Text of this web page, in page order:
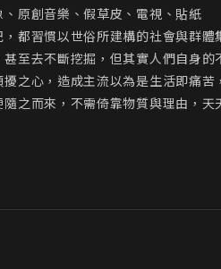
原創音樂、假草皮、電視、貼紙
都習慣以世俗所建構的社會與群
至去不斷挖掘，但其實人們自身
之心，造成主流以為是生活即痛
之而來，不需倚靠物質與理由，天